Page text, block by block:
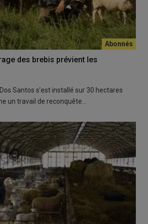
des brebis prévient les
Dos Santos s’est installé sur 30 hectares
un travail de reconquête…